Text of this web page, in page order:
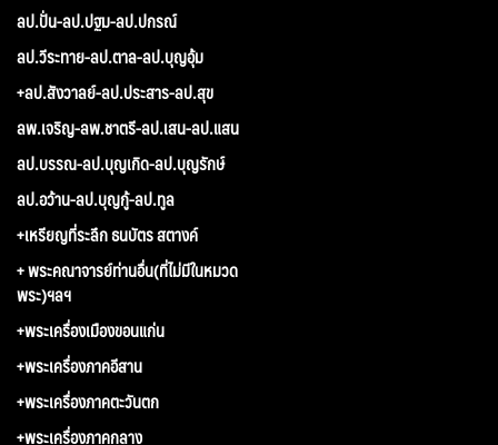
ลป.ปั่น-ลป.ปฐม-ลป.ปกรณ์
ลป.วีระทาย-ลป.ตาล-ลป.บุญอุ้ม
+ลป.สังวาลย์-ลป.ประสาร-ลป.สุข
ลพ.เจริญ-ลพ.ชาตรี-ลป.เสน-ลป.แสน
ลป.บรรณ-ลป.บุญเกิด-ลป.บุญรักษ์
ลป.อว้าน-ลป.บุญกู้-ลป.ทูล
+เหรียญที่ระลึก ธนบัตร สตางค์
+ พระคณาจารย์ท่านอื่น(ที่ไม่มีในหมวด
พระ)ฯลฯ
+พระเครื่องเมืองขอนแก่น
+พระเครื่องภาคอีสาน
+พระเครื่องภาคตะวันตก
+พระเครื่องภาคกลาง